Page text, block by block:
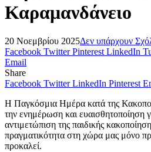
Καραμανδάνειο
20 Νοεμβρίου 2025Δεν υπάρχουν
Facebook Twitter Pinterest LinkedIn
Email
Share
Facebook Twitter LinkedIn Pinterest
Η Παγκόσμια Ημέρα κατά της
την ενημέρωση και ευαισθητοποίηση
αντιμετώπιση της παιδικής
πραγματικότητα στη χώρα μας μόνο
προκαλεί.